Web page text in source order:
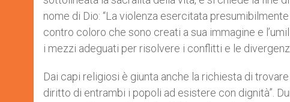
nome di Dio: “La violenza esercitata
contro coloro che sono creati a sua immagine e
i mezzi adeguati per risolvere i conflitti e le
Dai capi religiosi è giunta anche la richiesta di
diritto di entrambi i popoli ad esistere con dignità”.